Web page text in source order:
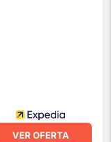
VER OFERTA